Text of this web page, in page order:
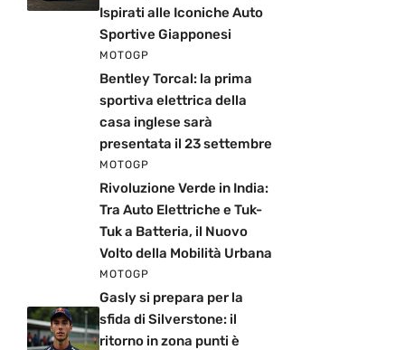
Ispirati alle Iconiche Auto
Sportive Giapponesi
MOTOGP
Bentley Torcal: la prima
sportiva elettrica della
casa inglese sarà
presentata il 23 settembre
MOTOGP
Rivoluzione Verde in India:
Tra Auto Elettriche e Tuk-
Tuk a Batteria, il Nuovo
Volto della Mobilità Urbana
MOTOGP
Gasly si prepara per la
sfida di Silverstone: il
ritorno in zona punti è